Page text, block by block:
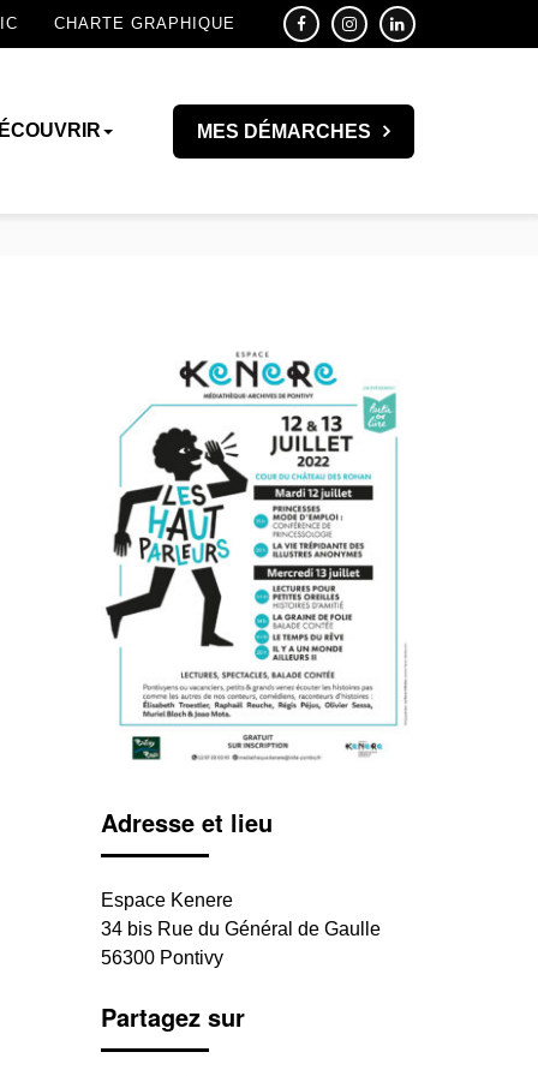
CHARTE GRAPHIQUE
MES DÉMARCHES
Adresse et lieu
Espace Kenere
34 bis Rue du Général de Gaulle
56300 Pontivy
Partagez sur